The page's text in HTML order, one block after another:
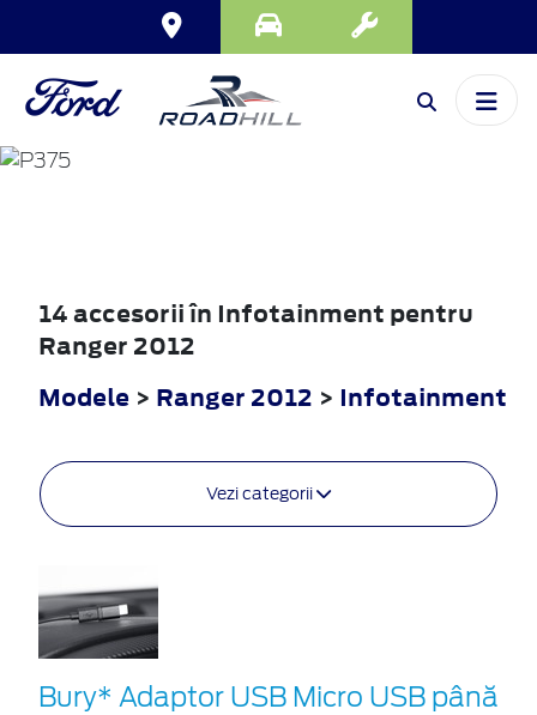
RANGER
14 accesorii în Infotainment pentru
Ranger 2012
Modele > Ranger 2012 > Infotainment
Vezi categorii
Bury* Adaptor USB Micro USB până